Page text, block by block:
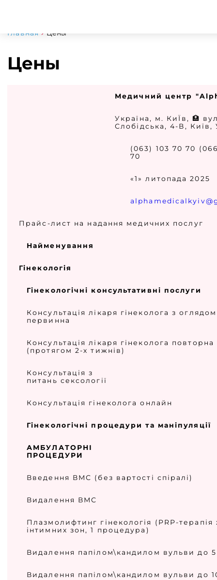
Главная Цены
Цены
Медичний центр
Україна, м. КиЇв, 🏥
Слобідська, 4-В,
(063) 103 70 70
70
«1» литопада 2025
Прайс-лист на надання медичних послуг
Найменування
Гінекологія
Гінекологічні консультативні послуги
Консультація лікаря гінеколога з оглядом
первинна
Консультація лікаря гінеколога повторна
(протягом 2-х тижнів)
Консультація з
питань сексології
Консультація гінеколога онлайн
Гінекологічні процедури та маніпуляції
АМБУЛАТОРНІ
ПРОЦЕДУРИ
Введення ВМС (без вартості спіралі)
Видалення ВМС
Плазмолифтинг гінекологія (PRP-терапія
інтимних зон, 1 процедура)
Видалення папілом\кандилом вульви до
Видалення папілом\кандилом вульви до